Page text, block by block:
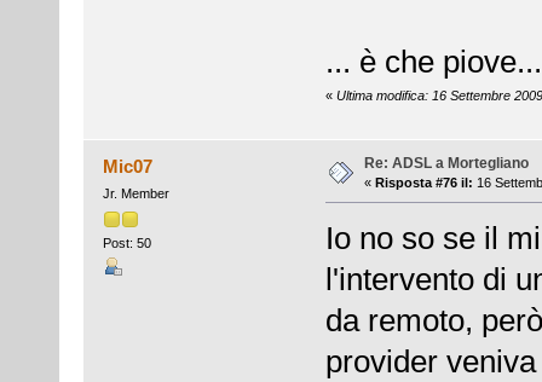
... è che
« Ultima modifica: 16 Settembre
Mic07
Jr. Member
Post: 50
Re: ADSL a Mortegliano
« Risposta #76 il: 16
Io no so se il
l'intervento di
da remoto,
provider